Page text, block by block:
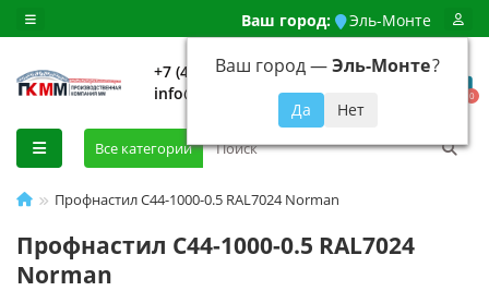
Ваш город: Эль-Монте
Ваш город —Эль-Монте?
+7 (499) 648-92-94
info@evroshtaketnikmoskva.ru
0
Все категории
Профнастил С44-1000-0.5 RAL7024 Norman
Профнастил С44-1000-0.5 RAL7024
Norman